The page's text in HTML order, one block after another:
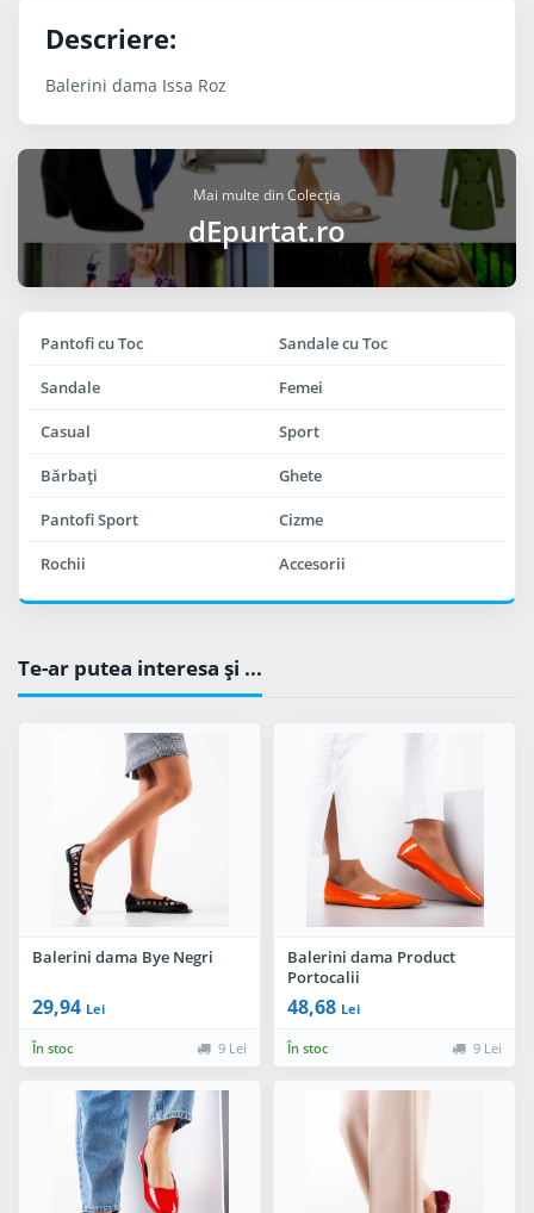
Descriere:
Balerini dama Issa Roz
Mai multe din Colecția
dEpurtat.ro
Pantofi cu Toc Sandale cu Toc
Sandale Femei
Casual Sport
Bărbaţi Ghete
Pantofi Sport Cizme
Rochii Accesorii
Te-ar putea interesa şi ...
Balerini dama Bye Negri
29,94 Lei
În stoc 9 Lei
Balerini dama Product
Portocalii
48,68 Lei
În stoc 9 Lei